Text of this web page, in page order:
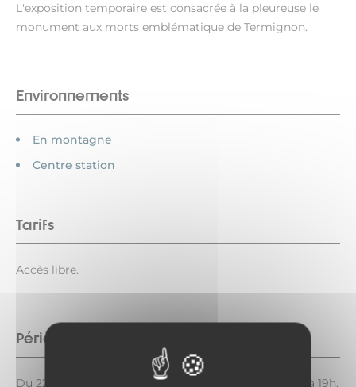
L'exposition temporaire est consacrée à la pleureuse le
monument aux morts emblématique de Termignon.
Environnements
En montagne
Centre station
Tarifs
Accès libre.
Période d'ouverture
Du 22/06 au 04/09/2026 du lundi au vendredi de 16h à 19h.